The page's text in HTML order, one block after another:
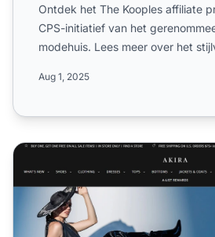
Ontdek het The Kooples affiliate
CPS-initiatief van het
modehuis. Lees meer over het
Aug 1, 2025
AKIRA Affiliate Programma